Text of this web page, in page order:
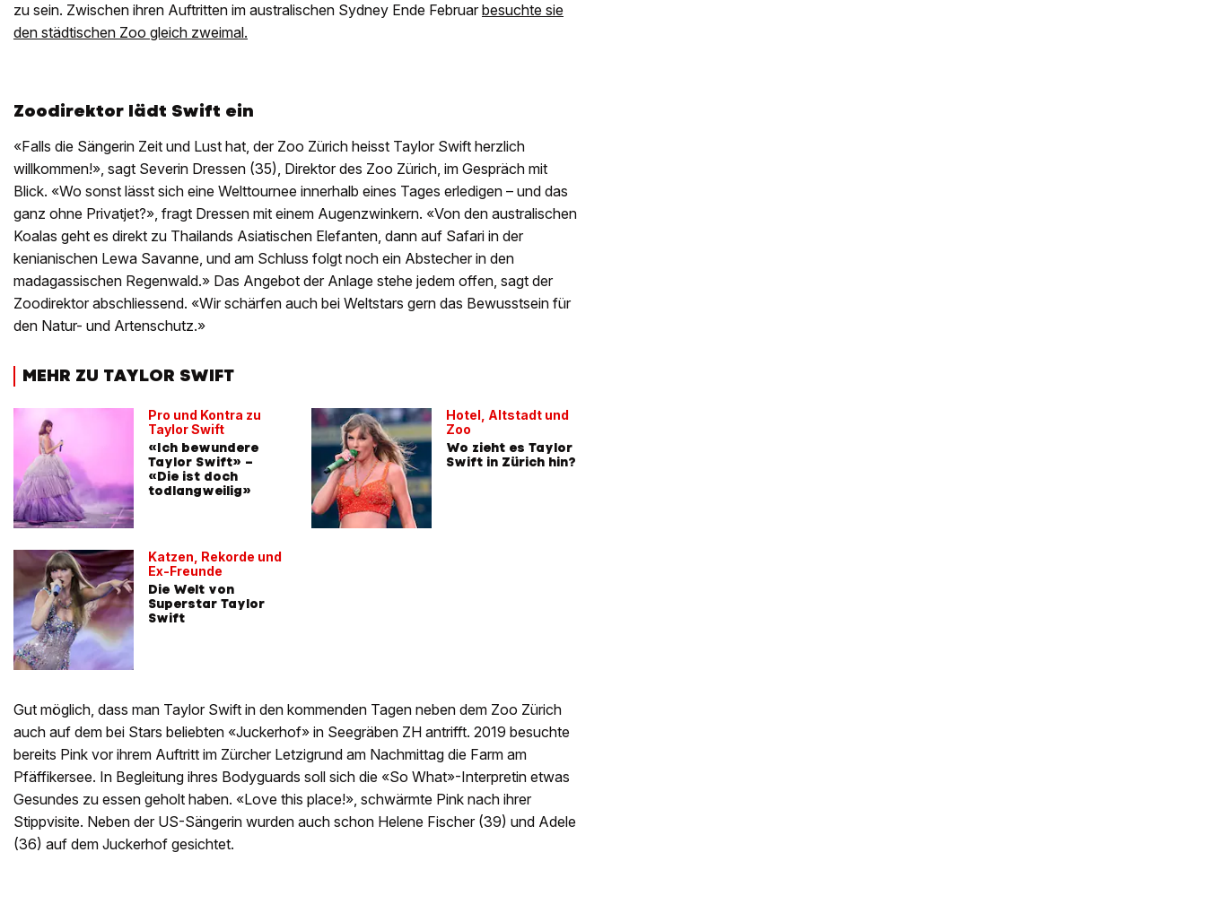
zu sein. Zwischen ihren Auftritten im australischen Sydney Ende Februar besuchte sie
den städtischen Zoo gleich zweimal.
Zoodirektor lädt Swift ein
«Falls die Sängerin Zeit und Lust hat, der Zoo Zürich heisst Taylor Swift herzlich
willkommen!», sagt Severin Dressen (35), Direktor des Zoo Zürich, im Gespräch mit
Blick. «Wo sonst lässt sich eine Welttournee innerhalb eines Tages erledigen – und das
ganz ohne Privatjet?», fragt Dressen mit einem Augenzwinkern. «Von den australischen
Koalas geht es direkt zu Thailands Asiatischen Elefanten, dann auf Safari in der
kenianischen Lewa Savanne, und am Schluss folgt noch ein Abstecher in den
madagassischen Regenwald.» Das Angebot der Anlage stehe jedem offen, sagt der
Zoodirektor abschliessend. «Wir schärfen auch bei Weltstars gern das Bewusstsein für
den Natur- und Artenschutz.»
MEHR ZU TAYLOR SWIFT
Pro und Kontra zu
Taylor Swift
«Ich bewundere
Taylor Swift» –
«Die ist doch
todlangweilig»
Katzen, Rekorde und
Ex-Freunde
Die Welt von
Superstar Taylor
Swift
Hotel, Altstadt und
Zoo
Wo zieht es Taylor
Swift in Zürich hin?
Gut möglich, dass man Taylor Swift in den kommenden Tagen neben dem Zoo Zürich
auch auf dem bei Stars beliebten «Juckerhof» in Seegräben ZH antrifft. 2019 besuchte
bereits Pink vor ihrem Auftritt im Zürcher Letzigrund am Nachmittag die Farm am
Pfäffikersee. In Begleitung ihres Bodyguards soll sich die «So What»-Interpretin etwas
Gesundes zu essen geholt haben. «Love this place!», schwärmte Pink nach ihrer
Stippvisite. Neben der US-Sängerin wurden auch schon Helene Fischer (39) und Adele
(36) auf dem Juckerhof gesichtet.